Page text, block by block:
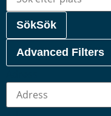
SökSök
Advanced Filters